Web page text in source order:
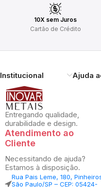
10X sem Juros
Cartão de Crédito
Institucional Ajuda
Entregando qualidade,
durabilidade e design.
Atendimento ao
Cliente
Necessitando de ajuda?
Estamos à disposição.
Rua Pais Leme, 180,
São Paulo/SP – CEP: 05424-